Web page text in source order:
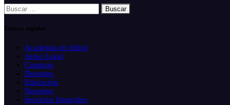
Buscar:
Enlaces rápidos
Academia de fútbol
Aviso Legal
Contacto
Deportes
Educación
Nosotros
Servicios Integrales